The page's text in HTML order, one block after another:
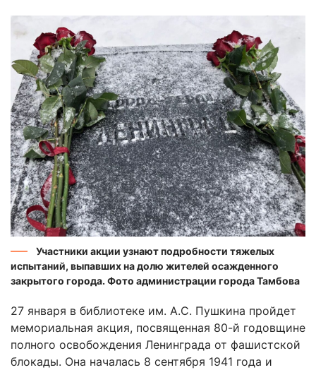
Участники акции узнают подробности тяжелых
испытаний, выпавших на долю жителей осажденного
закрытого города. Фото администрации города Тамбова
27 января в библиотеке им. А.С. Пушкина пройдет
мемориальная акция, посвященная 80-й годовщине
полного освобождения Ленинграда от фашистской
блокады. Она началась 8 сентября 1941 года и